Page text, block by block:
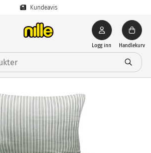
Kundeavis
Logg inn Handlekurv